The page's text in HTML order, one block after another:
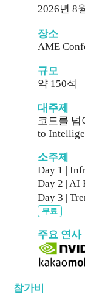
2026년 8
장소
AME
규모
약 150석
대주제
코드를 넘
to
소주제
Day 1 |
Day 2 | AI
Day 3 |
무료
주요 연사
참가비